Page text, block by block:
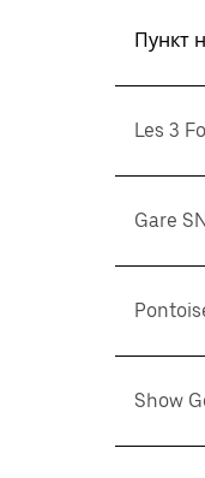
Пункт
Les 3
Gare
Show